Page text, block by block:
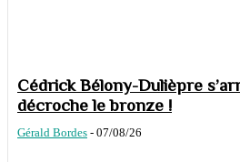
Cédrick Bélony-Dulièpre
décroche le bronze !
Gérald Bordes - 07/08/26